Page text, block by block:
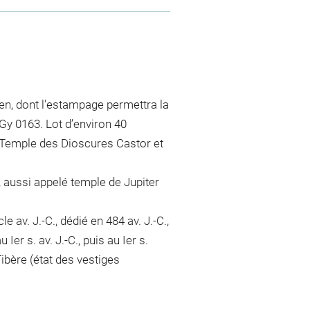
dont l'estampage permettra la
0163. Lot d’environ 40
des Dioscures Castor et
appelé temple de Jupiter
av. J.-C., dédié en 484 av. J.-C.,
Ier s. av. J.-C., puis au Ier s.
(état des vestiges